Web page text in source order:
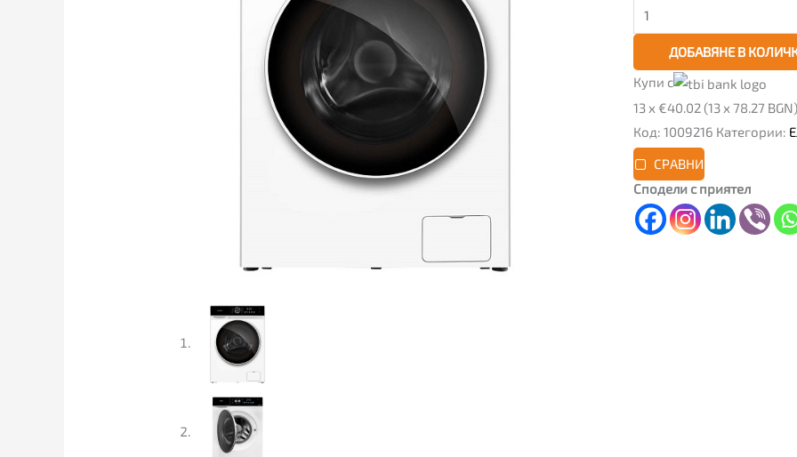
ДОБАВЯНЕ В
Купи с
13 x €40.02 (13 x 78.27 BGN)
Код: 1009216 Категории:
СРАВНИ
Сподели с приятел